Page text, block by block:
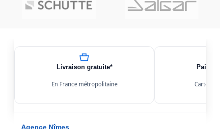
Livraison gratuite*
En France métropolitaine Carte,
Agence Nîmes